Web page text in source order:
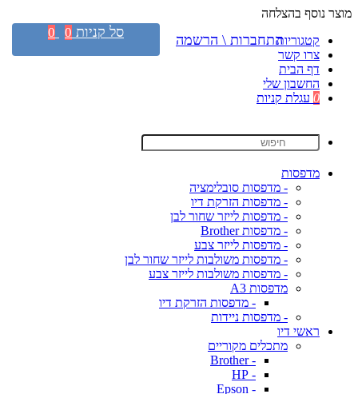
מוצר נוסף בהצלחה
קטגוריות
צרו קשר
דף הבית
החשבון שלי
0 עגלת קניות
מדפסות
- מדפסות סובלימציה
- מדפסות הזרקת דיו
- מדפסות לייזר שחור לבן
- מדפסות Brother
- מדפסות לייזר צבע
- מדפסות משולבות לייזר שחור לבן
- מדפסות משולבות לייזר צבע
מדפסות A3
- מדפסות הזרקת דיו
- מדפסות ניידות
ראשי דיו
מתכלים מקוריים
- Brother
- HP
- Epson
התחברות \ הרשמה סל קניות 0
0